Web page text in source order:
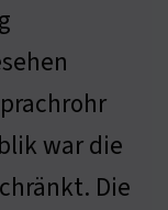
war die
Die